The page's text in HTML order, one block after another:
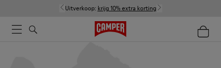
Uitverkoop: krijg 10% extra korting